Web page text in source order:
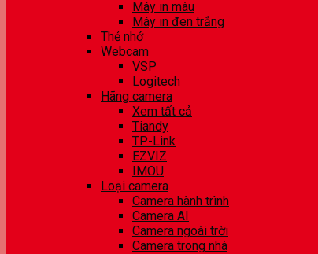
Máy in màu
Máy in đen trắng
Thẻ nhớ
Webcam
VSP
Logitech
Hãng camera
Xem tất cả
Tiandy
TP-Link
EZVIZ
IMOU
Loại camera
Camera hành trình
Camera AI
Camera ngoài trời
Camera trong nhà